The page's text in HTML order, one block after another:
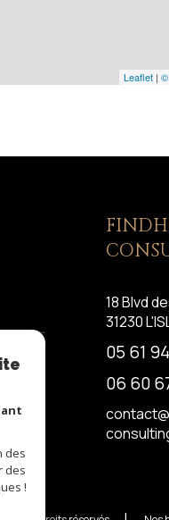
Leaflet | ©
18 Blvd
31230
05 61
06 60
des
des
!